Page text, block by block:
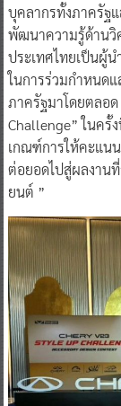
บุคลากรทั้งภาครัฐ
พัฒนาความรู้ด้านวิ
ประเทศไทยเป็นผู้
ในการร่วมกำหนด
ภาครัฐมาโดยตลอด
Challenge” ในครั้
เกณฑ์การให้คะแน
ต่อยอดไปสู่ผลงาน
ยนต์ ”